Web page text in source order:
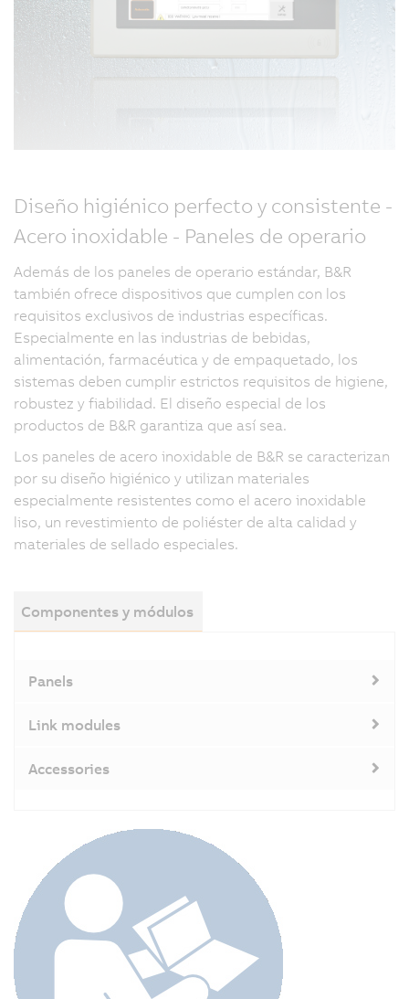
Diseño higiénico perfecto y consistente -
Acero inoxidable - Paneles de operario
Además de los paneles de operario estándar, B&R
también ofrece dispositivos que cumplen con los
requisitos exclusivos de industrias específicas.
Especialmente en las industrias de bebidas,
alimentación, farmacéutica y de empaquetado, los
sistemas deben cumplir estrictos requisitos de higiene,
robustez y fiabilidad. El diseño especial de los
productos de B&R garantiza que así sea.
Los paneles de acero inoxidable de B&R se caracterizan
por su diseño higiénico y utilizan materiales
especialmente resistentes como el acero inoxidable
liso, un revestimiento de poliéster de alta calidad y
materiales de sellado especiales.
Componentes y módulos
Panels
Link modules
Accessories